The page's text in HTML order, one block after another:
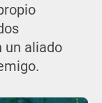
un aliado